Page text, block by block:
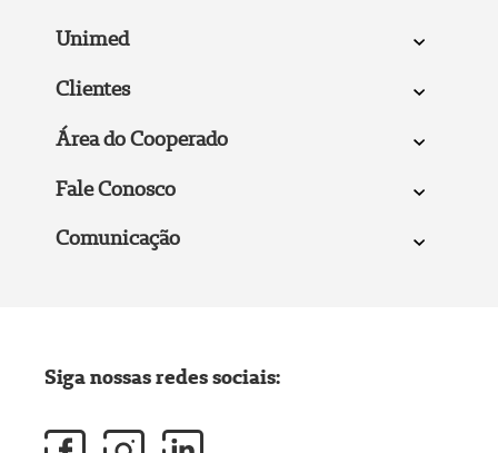
Unimed
Clientes
Área do Cooperado
Fale Conosco
Comunicação
Siga nossas redes sociais: